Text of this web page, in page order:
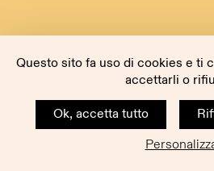
Questo sito fa uso di cookies e ti
accettarli o
Ok, accetta tutto